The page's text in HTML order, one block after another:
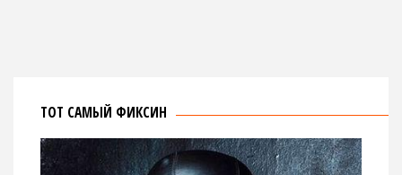
ТОТ САМЫЙ ФИКСИН